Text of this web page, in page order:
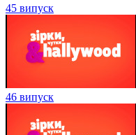
45 випуск
46 випуск